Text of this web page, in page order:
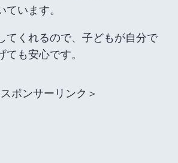
ています。
てくれるので、子どもが自分で
ても安心です。
スポンサーリンク＞